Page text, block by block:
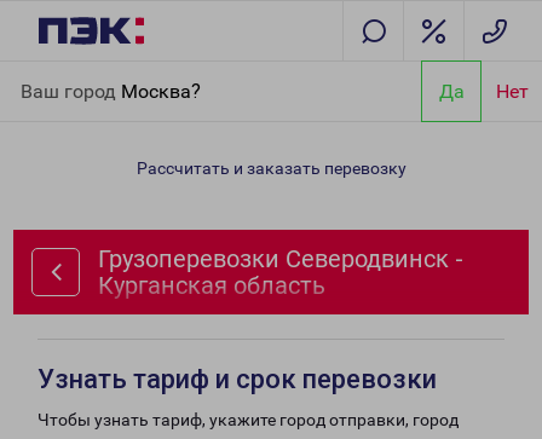
Ваш город Москва? Да Нет
Курганская область
Рассчитать и заказать перевозку
Грузоперевозки Северодвинск -
Курганская область
Узнать тариф и срок перевозки
Чтобы узнать тариф, укажите город отправки, город